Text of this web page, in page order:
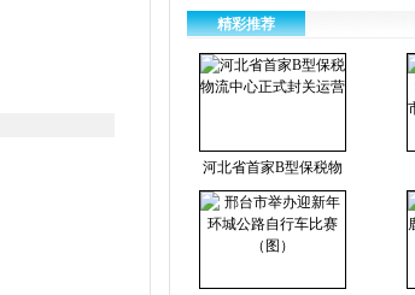
精彩推荐
河北省首家B型保税物